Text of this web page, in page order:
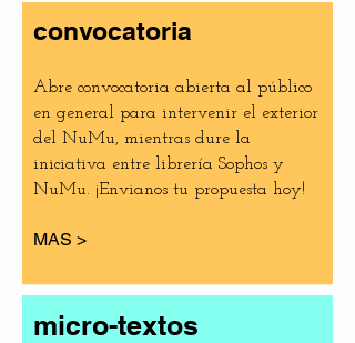
convocatoria
Abre convocatoria abierta al público
en general para intervenir el exterior
del NuMu, mientras dure la
iniciativa entre librería Sophos y
NuMu. ¡Envianos tu propuesta hoy!
MAS >
micro-textos